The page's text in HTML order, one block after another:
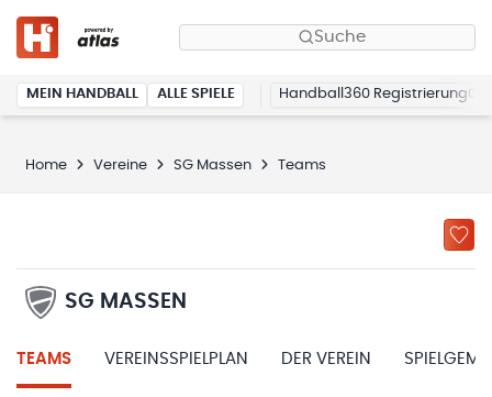
Suche
MEIN HANDBALL ALLE SPIELE Handball360 Registrierung
Home Vereine SG Massen Teams
SG MASSEN
TEAMS VEREINSSPIELPLAN DER VEREIN